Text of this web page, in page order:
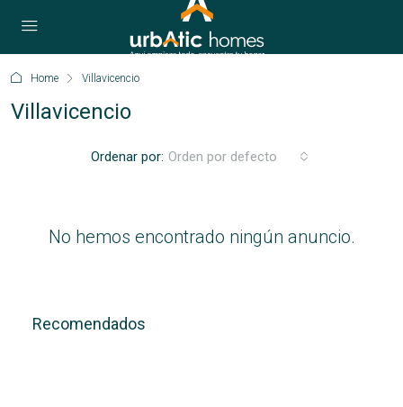
Home Villavicencio
Villavicencio
Ordenar por: Orden por defecto
No hemos encontrado ningún anuncio.
Recomendados